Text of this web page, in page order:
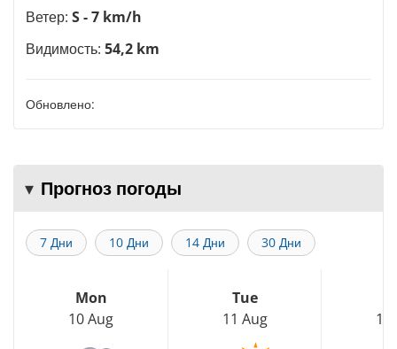
Ветер: S - 7 km/h
Видимость: 54,2 km
Обновлено:
Прогноз погоды
7 Дни 10 Дни 14 Дни 30 Дни
Mon
10 Aug
Tue
11 Aug
12